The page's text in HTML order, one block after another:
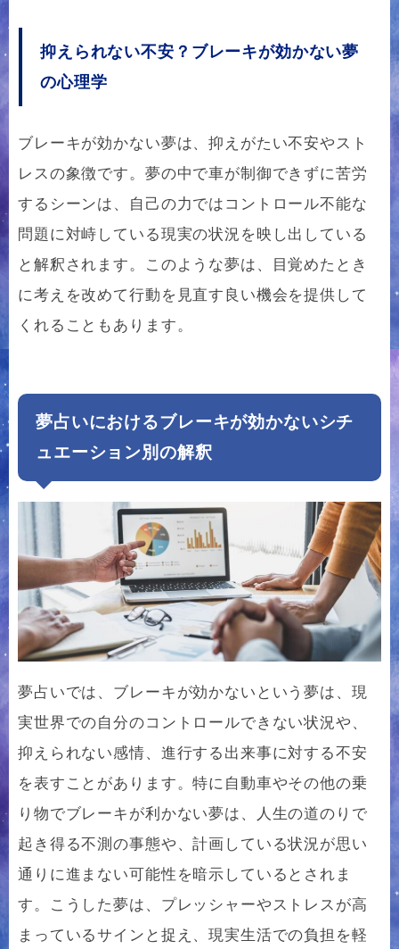
抑えられない不安？ブレーキが効かない夢
の心理学
ブレーキが効かない夢は、抑えがたい不安やスト
レスの象徴です。夢の中で車が制御できずに苦労
するシーンは、自己の力ではコントロール不能な
問題に対峙している現実の状況を映し出している
と解釈されます。このような夢は、目覚めたとき
に考えを改めて行動を見直す良い機会を提供して
くれることもあります。
夢占いにおけるブレーキが効かないシチ
ュエーション別の解釈
夢占いでは、ブレーキが効かないという夢は、現
実世界での自分のコントロールできない状況や、
抑えられない感情、進行する出来事に対する不安
を表すことがあります。特に自動車やその他の乗
り物でブレーキが利かない夢は、人生の道のりで
起き得る不測の事態や、計画している状況が思い
通りに進まない可能性を暗示しているとされま
す。こうした夢は、プレッシャーやストレスが高
まっているサインと捉え、現実生活での負担を軽